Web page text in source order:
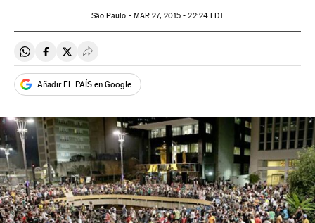
São Paulo - MAR 27, 2015 - 22:24EDT
Compartir en Whatsapp
Compartir en Facebook
Compartir en Twitter
Desplegar Redes Sociales
Añadir EL PAÍS en Google